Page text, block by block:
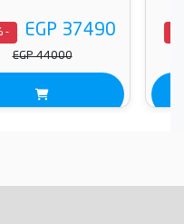
EGP 37490
- 15%
EGP 44000